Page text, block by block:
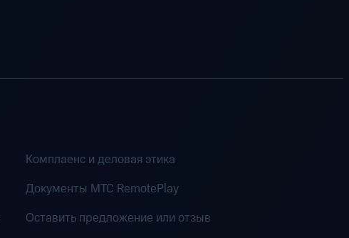
Комплаенс и деловая этика
Документы MTC RemotePlay
Оставить предложение или отзыв